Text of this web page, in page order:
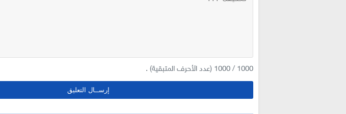
1000
/
1000 (عدد الأحرف المتبقية) .